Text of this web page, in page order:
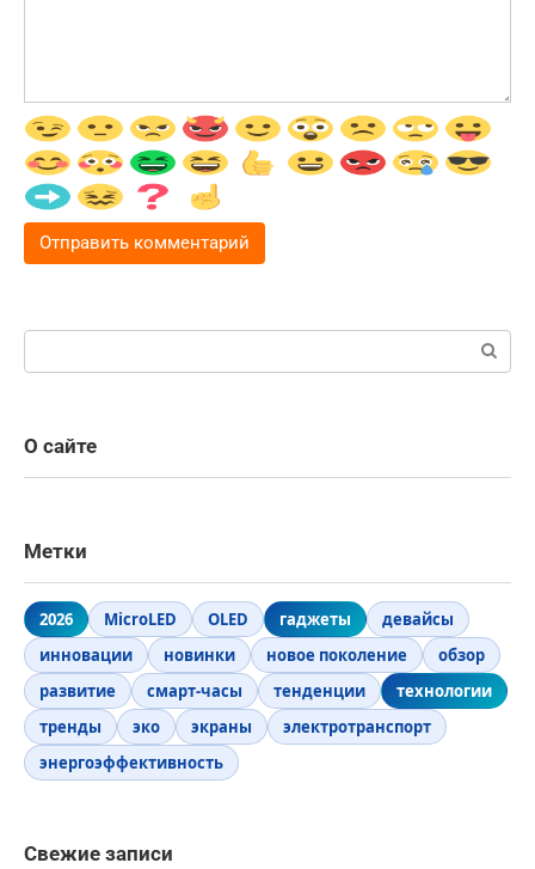
Поиск:
О сайте
Метки
2026 MicroLED OLED гаджеты
девайсы
инновации
новинки новое поколение
обзор
развитие
смарт-часы тенденции
технологии
тренды
эко экраны
электротранспорт
энергоэффективность
Свежие записи